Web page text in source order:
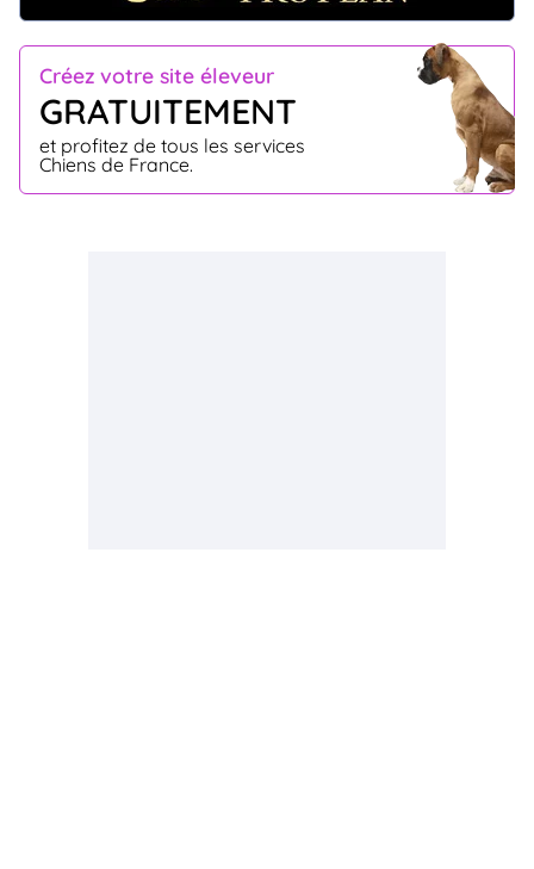
Créez votre site éleveur
GRATUITEMENT
et profitez de tous les services
Chiens de France.